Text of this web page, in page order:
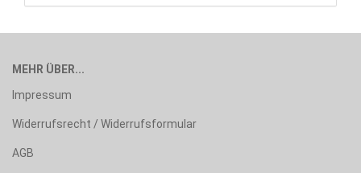
MEHR ÜBER...
Impressum
Widerrufsrecht / Widerrufsformular
AGB